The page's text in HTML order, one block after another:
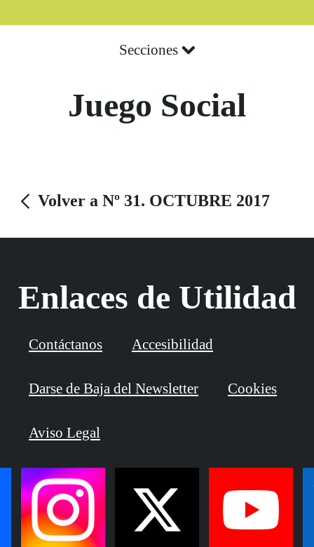
Secciones
Juego Social
Volver a Nº 31. OCTUBRE 2017
Enlaces de Utilidad
Contáctanos Accesibilidad
Darse de Baja del Newsletter Cookies
Aviso Legal